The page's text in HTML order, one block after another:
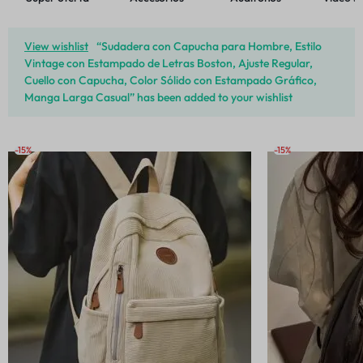
View wishlist “Sudadera con Capucha para Hombre, Estilo
Vintage con Estampado de Letras Boston, Ajuste Regular,
Cuello con Capucha, Color Sólido con Estampado Gráfico,
Manga Larga Casual” has been added to your wishlist
-15% -15%